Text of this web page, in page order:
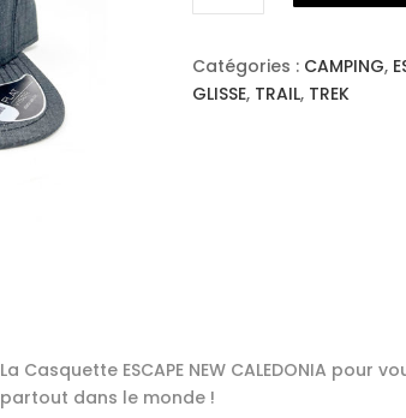
ESCAPE
CALEDONIA
Casquette
Catégories : CAMPING,
GLISSE, TRAIL, TREK
La Casquette ESCAPE NEW CALEDONIA pour
partout dans le monde !